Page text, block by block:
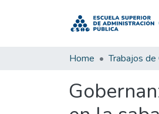
Home Trabajos de